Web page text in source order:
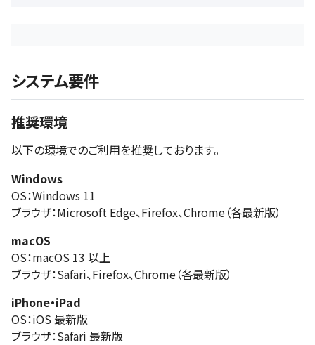
システム要件
推奨環境
以下の環境でのご利用を推奨しております。
Windows
OS：Windows 11
ブラウザ：Microsoft Edge、Firefox、Chrome（各最新版）
macOS
OS：macOS 13 以上
ブラウザ：Safari、Firefox、Chrome（各最新版）
iPhone・iPad
OS：iOS 最新版
ブラウザ：Safari 最新版